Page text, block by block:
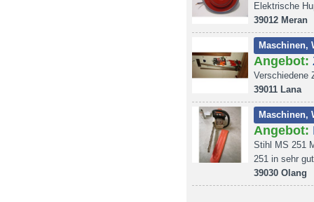
Elektrische
39012 Meran
Maschinen,
Angebot:
Verschiedene
39011 Lana
Maschinen,
Angebot:
Stihl MS 251
251 in sehr
39030 Olang